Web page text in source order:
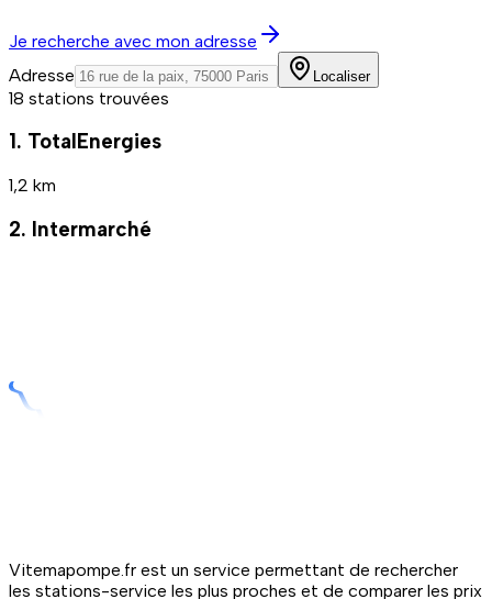
Je recherche avec mon adresse
Adresse
Localiser
18 stations trouvées
1. TotalEnergies
1,2 km
2. Intermarché
Vitemapompe.fr est un service permettant de rechercher
les stations-service les plus proches et de comparer les prix